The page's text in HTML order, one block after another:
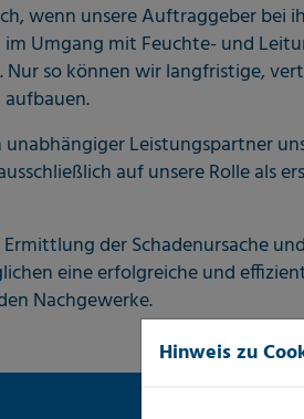
wenn unsere Auftraggeber bei
Umgang mit Feuchte- und
so können wir langfristige,
Leistungspartner
auf unsere Rolle als
der Schadenursache
eine erfolgreiche und
Nachgewerke.
Hinweis zu